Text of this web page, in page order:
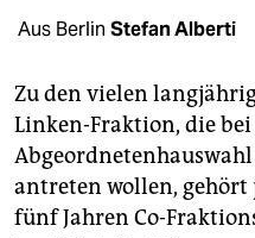
abo
epaper login
Aus Berlin Stefan Alberti
Zu den vielen
Linken-Fraktion, die
antreten wollen, gehört
fünf Jahren Co-